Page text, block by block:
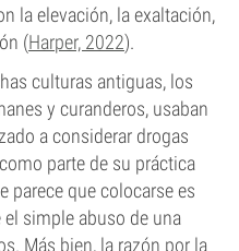
la elevación, la exaltación,
(Harper, 2022).
culturas antiguas, los
y curanderos, usaban
a considerar drogas
parte de su práctica
parece que colocarse es
simple abuso de una
Más bien, la razón por la